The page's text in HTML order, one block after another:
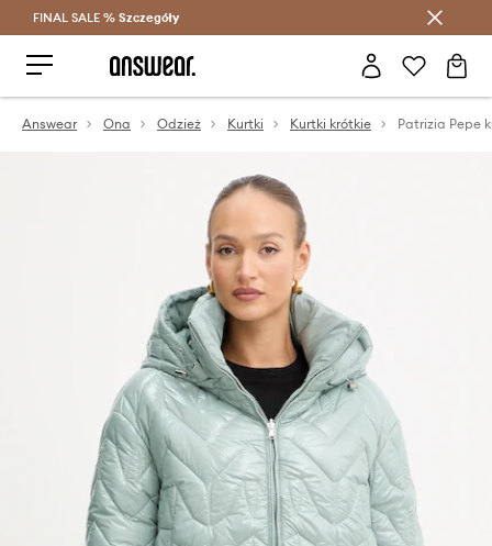
Oszczędzaj z Answear Club >
FINAL SALE % Szczegóły
Answear Ona Odzież Kurtki Kurtki krótkie Patrizia Pepe